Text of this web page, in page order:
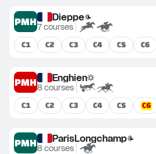
PMH Dieppe
7courses
C1 C2 C3 C4 C5 C6
PMH Enghien
8 courses
C1 C2 C3 C4 C5 C6
PMH ParisLongchamp
8 courses